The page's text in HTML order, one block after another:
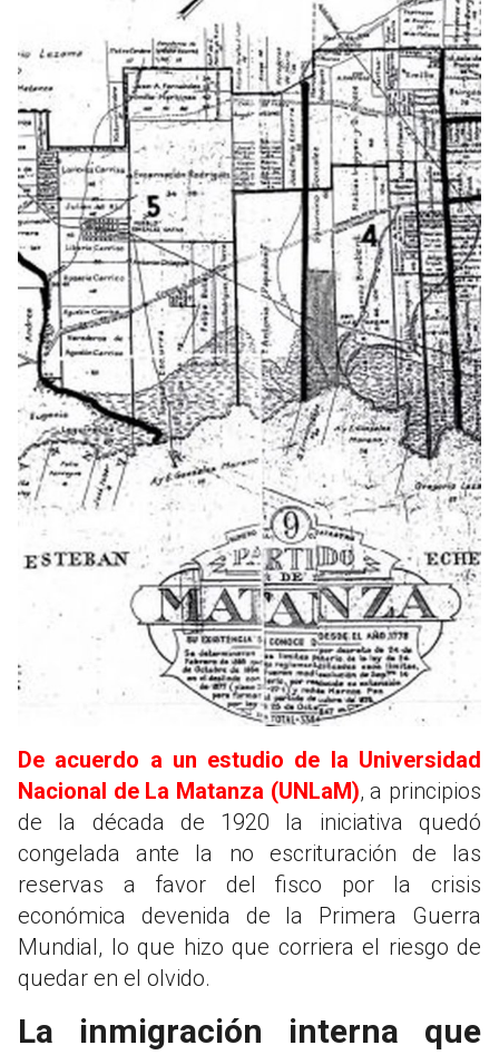
De acuerdo a un estudio de la Universidad
Nacional de La Matanza (UNLaM), a principios
de la década de 1920 la iniciativa quedó
congelada ante la no escrituración de las
reservas a favor del fisco por la crisis
económica devenida de la Primera Guerra
Mundial, lo que hizo que corriera el riesgo de
quedar en el olvido.
La inmigración interna que